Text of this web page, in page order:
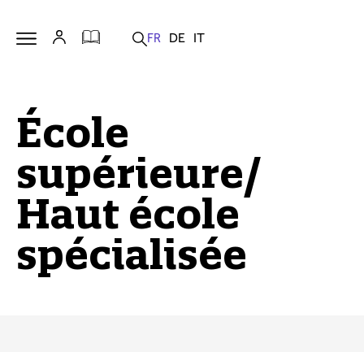
École
supérieure/
Haut école
spécialisée